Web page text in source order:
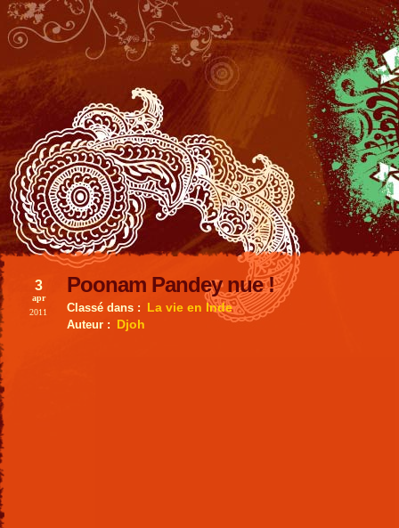
Poonam Pandey nue !
3
apr
2011
Classé dans : La vie en Inde
Auteur : Djoh